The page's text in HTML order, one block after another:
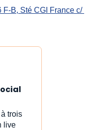
F-B, Sté CGI France c/
trois
live